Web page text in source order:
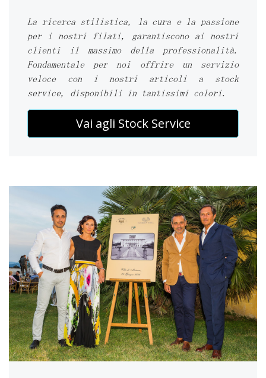
La ricerca stilistica, la cura e la passione
per i nostri filati, garantiscono ai nostri
clienti il massimo della professionalità.
Fondamentale per noi offrire un servizio
veloce con i nostri articoli a stock
service, disponibili in tantissimi colori.
Vai agli Stock Service